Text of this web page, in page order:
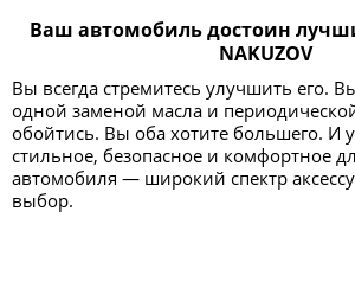
Ваш автомобиль достоин
NAKUZOV
Вы всегда стремитесь улучшить его.
одной заменой масла и
обойтись. Вы оба хотите большего. И у
стильное, безопасное и комфортное
автомобиля — широкий спектр
выбор.